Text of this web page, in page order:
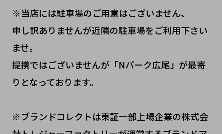
※当店には駐車場のご用意はございません、
申し訳ありませんが近隣の駐車場をご利用下さい
ませ。
提携ではございませんが「Nパーク広尾」が最寄
りとなっております。
※ブランドコレクトは東証一部上場企業の株式会